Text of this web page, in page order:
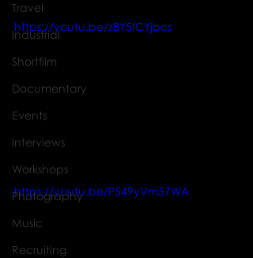
Travel
Industrial
Shortfilm
Documentary
Events
Interviews
Workshops
Photography
Music
Recruiting
https://youtu.be/z8Y5fCYjbcs
https://youtu.be/P549yVm57WA